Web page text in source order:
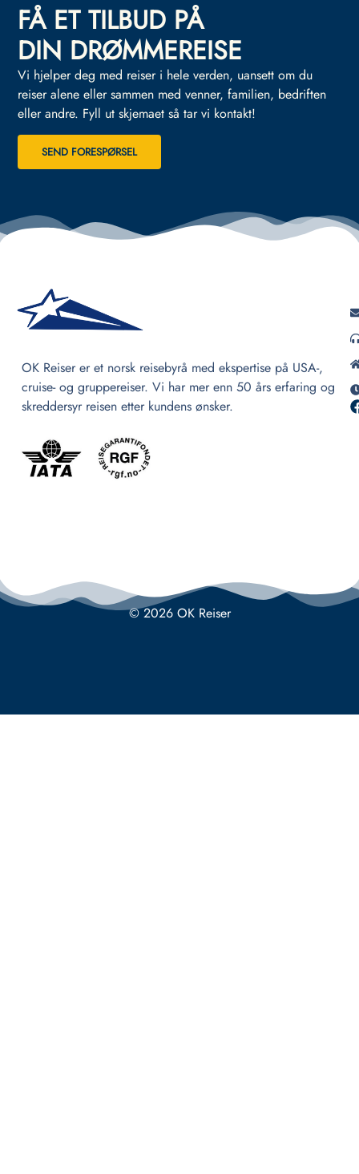
FÅ ET TILBUD PÅ
DIN DRØMMEREISE
Vi hjelper deg med reiser i hele verden, uansett om du
reiser alene eller sammen med venner, familien, bedriften
eller andre. Fyll ut skjemaet så tar vi kontakt!
SEND FORESPØRSEL
OK Reiser er et norsk reisebyrå med ekspertise på USA-,
cruise- og gruppereiser. Vi har mer enn 50 års erfaring og
skreddersyr reisen etter kundens ønsker.
© 2026 OK Reiser